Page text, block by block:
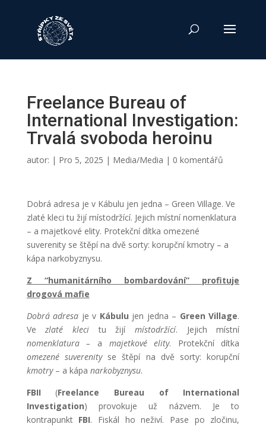
Freelance Bureau of
International Investigation:
Trvalá svoboda heroinu
autor: | Pro 5, 2025 | Media/Media | 0 komentářů
Dobrá adresa je v Kábulu jen jedna – Green Village. Ve
zlaté kleci tu žijí místodržící. Jejich místní nomenklatura
– a majetkové elity. Protekční dítka omezené
suverenity se štěpí na dvě sorty: korupční kmotry – a
kápa narkobyznysu.
Z “humanitárního bombardování” profituje
drogová mafie
Dobrá adresa je v Kábulu jen jedna – Green Village.
Vezlaté kleci tu žijí místodržící. Jejich místní
nomenklatura – a majetkové elity. Protekční dítka
omezené suverenityse štěpí na dvě sorty: korupční
kmotry – a kápa narkobyznysu.
FBII (Freelance Bureau of International
Investigation) provokuje už názvem. Je to
kontrapunkt FBI. Fiskál ho neživí. Pase po zločinu,